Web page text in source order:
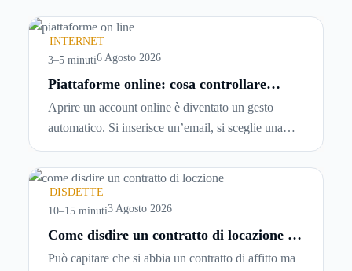
INTERNET
3–5 minuti6 Agosto 2026
Piattaforme online: cosa controllare
prima di iscriversi e usare servizi in
tempo reale
Aprire un account online è diventato un gesto
automatico. Si inserisce un’email, si sceglie una
password, si accetta una serie di condizioni senza
leggerle davvero. Tutto avviene in pochi minuti,
spesso senza che ci si fermi a capire dove si sta
entrando.
DISDETTE
10–15 minuti3 Agosto 2026
Come disdire un contratto di locazione in
modo corretto ed efficace
Può capitare che si abbia un contratto di affitto ma